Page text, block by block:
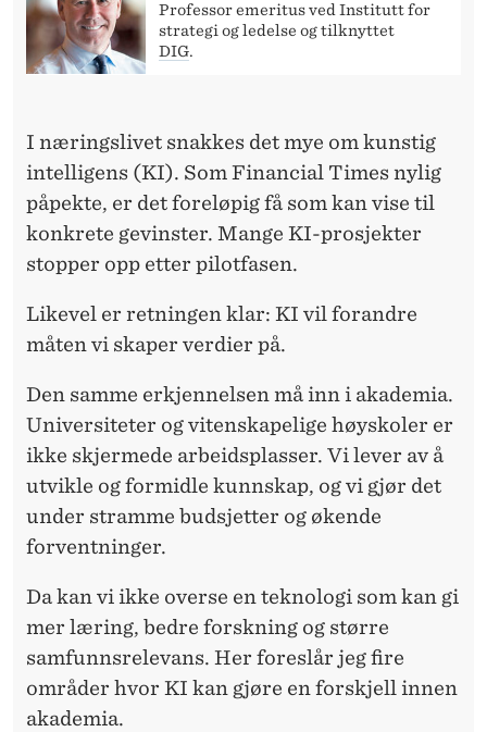
Professor emeritus ved Institutt for
strategi og ledelse og tilknyttet
DIG.
I næringslivet snakkes detmye om kunstig
intelligens (KI). Som Financial Times nylig
påpekte, er det foreløpig få som kan vise til
konkrete gevinster. Mange KI-prosjekter
stopper opp etter pilotfasen.
Likevel er retningen klar: KI vil forandre
måten vi skaper verdier på.
Den samme erkjennelsenmå inn i akademia.
Universiteter og vitenskapelige høyskoler er
ikke skjermede arbeidsplasser. Vi lever av å
utvikle og formidle kunnskap, og vi gjør det
under stramme budsjetter og økende
forventninger.
Da kan vi ikke overse en teknologi som kan gi
mer læring, bedre forskning og større
samfunnsrelevans. Her foreslår jeg fire
områder hvor KI kan gjøre en forskjell innen
akademia.